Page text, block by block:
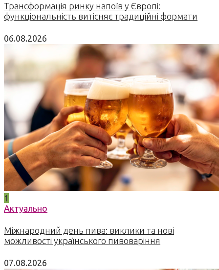
Трансформація ринку напоїв у Європі:
функціональність витісняє традиційні формати
06.08.2026
1
Актуально
Міжнародний день пива: виклики та нові
можливості українського пивоваріння
07.08.2026